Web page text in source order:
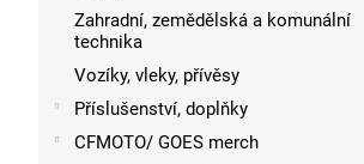
Zahradní, zemědělská a komunální
technika
Vozíky, vleky, přívěsy
Příslušenství, doplňky
CFMOTO/ GOES merch